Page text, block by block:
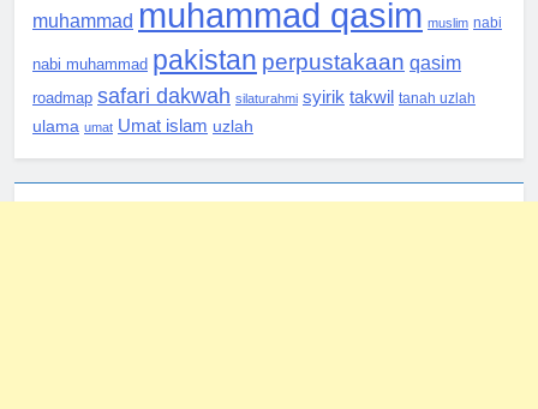
muhammad muhammad qasim muslim nabi
nabi muhammad pakistan perpustakaan qasim
roadmap safari dakwah silaturahmi syirik takwil tanah uzlah
ulama umat Umat islam uzlah